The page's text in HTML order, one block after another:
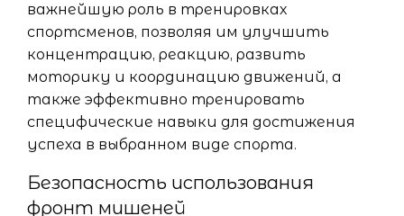
важнейшую роль в тренировках
спортсменов, позволяя им улучшить
концентрацию, реакцию, развить
моторику и координацию движений, а
также эффективно тренировать
специфические навыки для достижения
успеха в выбранном виде спорта.
Безопасность использования
фронт мишеней